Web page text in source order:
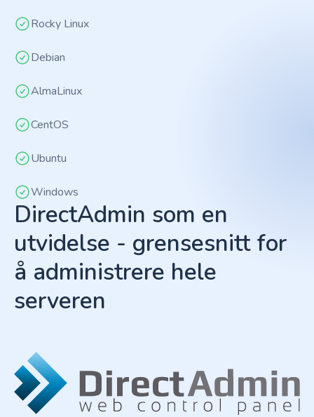
Rocky Linux
Debian
AlmaLinux
CentOS
Ubuntu
Windows
DirectAdmin som en
utvidelse - grensesnitt for
å administrere hele
serveren